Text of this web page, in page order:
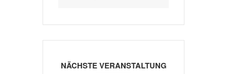
NÄCHSTE VERANSTALTUNG